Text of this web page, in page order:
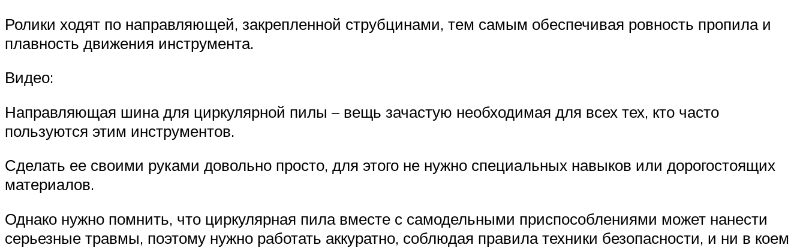
Ролики ходят по направляющей, закрепленной струбцинами, тем самым обеспечивая ровность пропила и
плавность движения инструмента.
Видео:
Направляющая шина для циркулярной пилы – вещь зачастую необходимая для всех тех, кто часто
пользуются этим инструментов.
Сделать ее своими руками довольно просто, для этого не нужно специальных навыков или дорогостоящих
материалов.
Однако нужно помнить, что циркулярная пила вместе с самодельными приспособлениями может нанести
серьезные травмы, поэтому нужно работать аккуратно, соблюдая правила техники безопасности, и ни в коем